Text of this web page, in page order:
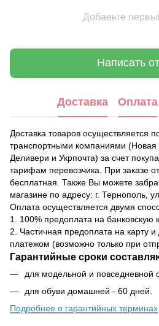
Добавьте
Написать
Доставка Оплата
Доставка товаров осуществляется
транспортными компаниями (Новая
Деливери и Укрпочта) за счет
тарифам перевозчика. При заказе
бесплатная. Также Вы можете
магазине по адресу: г. Тернополь,
Оплата осуществляется двумя
1. 100% предоплата на банковскую
2. Частичная предоплата на карту
платежом (возможно только при
Гарантийные сроки
для модельной и повседневной
для обуви домашней - 60 дней.
Подробнее о гарантийных терминах